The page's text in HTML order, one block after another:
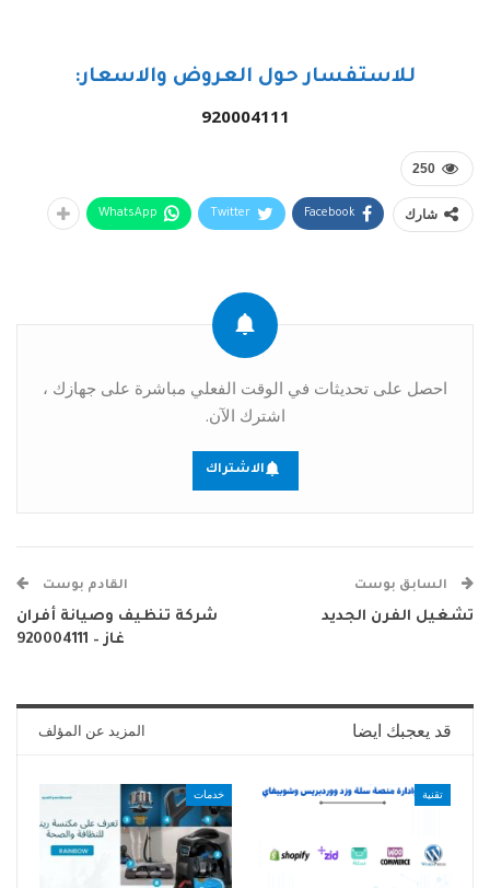
للاستفسار حول العروض والاسعار:
920004111
250
شارك Facebook
Twitter
WhatsApp
احصل على تحديثات في الوقت الفعلي مباشرة على جهازك ،
اشترك الآن.
الاشتراك
السابق بوست
تشغيل الفرن الجديد
القادم بوست
شركة تنظيف وصيانة أفران
غاز – 920004111
قد يعجبك ايضا المزيد عن المؤلف
تقنية خدمات